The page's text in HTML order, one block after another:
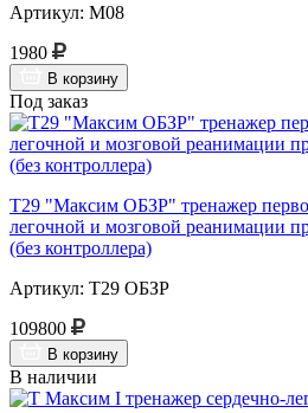
Артикул: М08
1980
В корзину
Под заказ
Т29 "Максим ОБЗР" тренажер
легочной и мозговой реанимации
(без контроллера)
Артикул: Т29 ОБЗР
109800
В корзину
В наличии